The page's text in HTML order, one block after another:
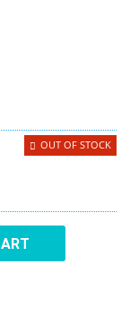
OUT OF STOCK